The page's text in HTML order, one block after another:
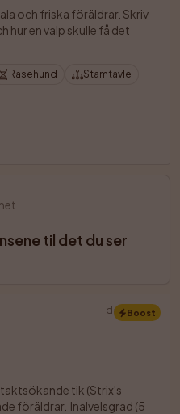
och friska föräldrar. Skriv
hur en valp skulle få det
Rasehund
Stamtavle
til det du ser
Boost
I dag 11:00
tik (Strix's
föräldrar.  Inalvelsgrad (5